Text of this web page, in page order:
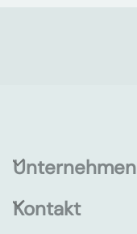
Unternehmen
Kontakt